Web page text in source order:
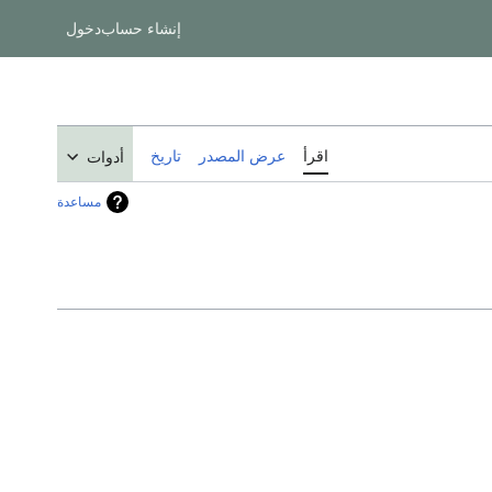
إنشاء حسابدخول
اقرأ عرض المصدر تاريخ أدوات
مساعدة